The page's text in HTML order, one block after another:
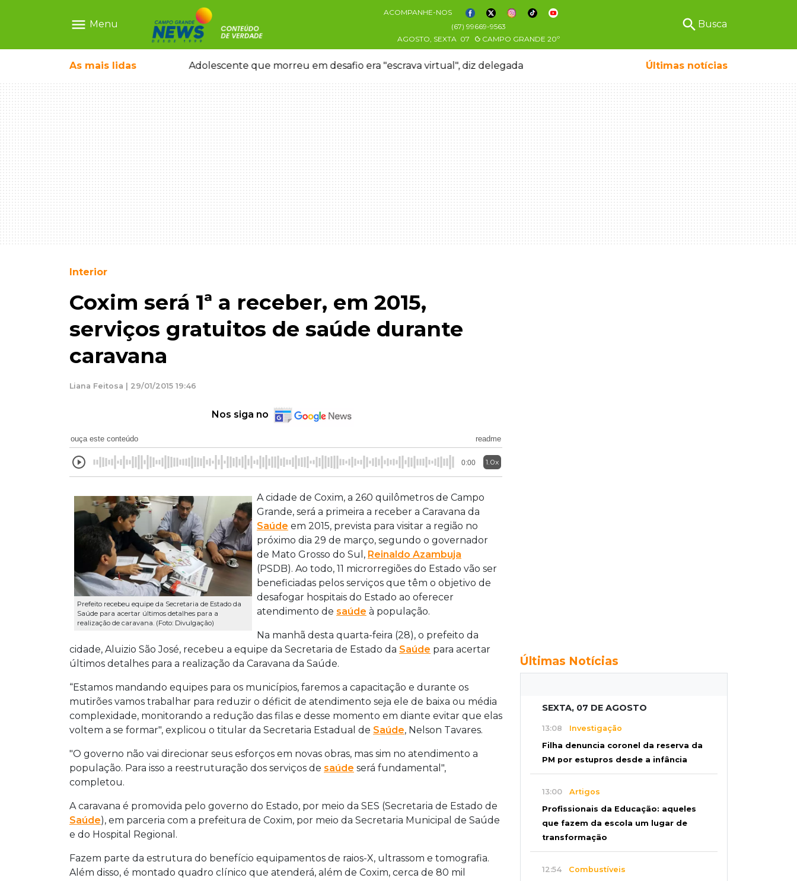
menu Menu
ACOMPANHE-NOS
(67) 99669-9563
AGOSTO, SEXTA 07 CAMPO GRANDE 20º
search Busca
As mais lidas
ruas em temporal no interior Adolescente que morreu em desafio era "escrava virtual", diz delegada Últimas notícias
Interior
Coxim será 1ª a receber, em 2015,
serviços gratuitos de saúde durante
caravana
Liana Feitosa | 29/01/2015 19:46
Nos siga no
ouça este conteúdo readme
0:00 1.0x
Prefeito recebeu equipe da Secretaria de Estado da
Saúde para acertar últimos detalhes para a
realização de caravana. (Foto: Divulgação)
A cidade de Coxim, a 260 quilômetros de Campo
Grande, será a primeira a receber a Caravana da
Saúde em 2015, prevista para visitar a região no
próximo dia 29 de março, segundo o governador
de Mato Grosso do Sul, Reinaldo Azambuja
(PSDB). Ao todo, 11 microrregiões do Estado vão ser
beneficiadas pelos serviços que têm o objetivo de
desafogar hospitais do Estado ao oferecer
atendimento de saúde à população.
Na manhã desta quarta-feira (28), o prefeito da
cidade, Aluizio São José, recebeu a equipe da Secretaria de Estado da Saúde para acertar
últimos detalhes para a realização da Caravana da Saúde.
“Estamos mandando equipes para os municípios, faremos a capacitação e durante os
mutirões vamos trabalhar para reduzir o déficit de atendimento seja ele de baixa ou média
complexidade, monitorando a redução das filas e desse momento em diante evitar que elas
voltem a se formar", explicou o titular da Secretaria Estadual de Saúde, Nelson Tavares.
"O governo não vai direcionar seus esforços em novas obras, mas sim no atendimento a
população. Para isso a reestruturação dos serviços de saúde será fundamental",
completou.
A caravana é promovida pelo governo do Estado, por meio da SES (Secretaria de Estado de
Saúde), em parceria com a prefeitura de Coxim, por meio da Secretaria Municipal de Saúde
e do Hospital Regional.
Fazem parte da estrutura do benefício equipamentos de raios-X, ultrassom e tomografia.
Além disso, é montado quadro clínico que atenderá, além de Coxim, cerca de 80 mil
Últimas Notícias
SEXTA, 07 DE AGOSTO
13:08 Investigação
Filha denuncia coronel da reserva da
PM por estupros desde a infância
13:00 Artigos
Profissionais da Educação: aqueles
que fazem da escola um lugar de
transformação
12:54 Combustíveis